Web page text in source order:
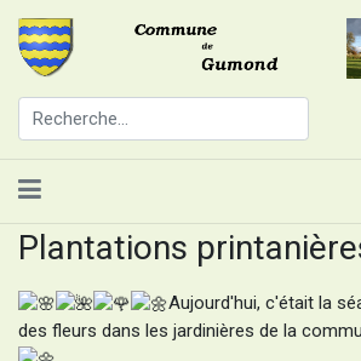
Plantations
Aujourd'hui, c'était la
des fleurs dans les jardinières de la